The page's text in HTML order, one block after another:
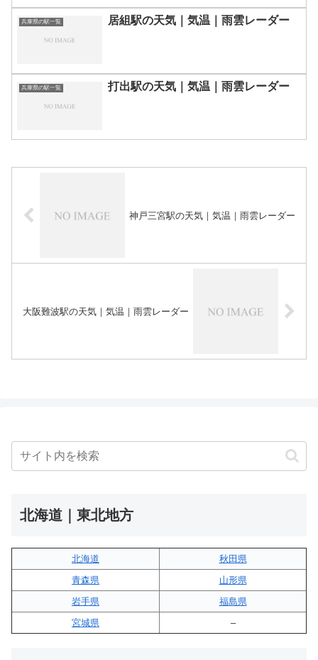
兵庫県の駅一覧 居組駅の天気｜気温｜雨雲レーダー
兵庫県の駅一覧 打出駅の天気｜気温｜雨雲レーダー
神戸三宮駅の天気｜気温｜雨雲レーダー
大阪難波駅の天気｜気温｜雨雲レーダー
北海道｜東北地方
北海道
秋田県
青森県
山形県
岩手県
福島県
宮城県
–